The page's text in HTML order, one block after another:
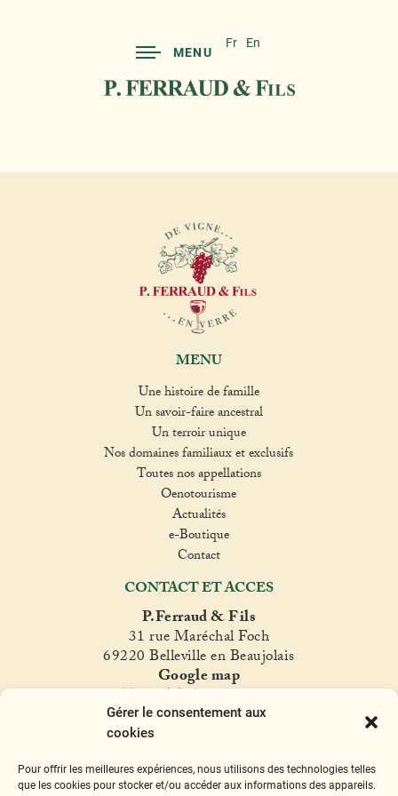
Gérer le consentement aux
cookies
Pour offrir les meilleures expériences, nous utilisons des technologies telles
que les cookies pour stocker et/ou accéder aux informations des appareils.
MENU
Fr En
MENU
Une histoire de famille
Un savoir-faire ancestral
Un terroir unique
Nos domaines familiaux et exclusifs
Toutes nos appellations
Oenotourisme
Actualités
e-Boutique
Contact
CONTACT ET ACCES
P.Ferraud & Fils
31 rue Maréchal Foch
69220 Belleville en Beaujolais
Google map
T. +33(0)4 74 06 47 60
ferraud@ferraud.com
Instagram
Facebook
Twitter
YouTube